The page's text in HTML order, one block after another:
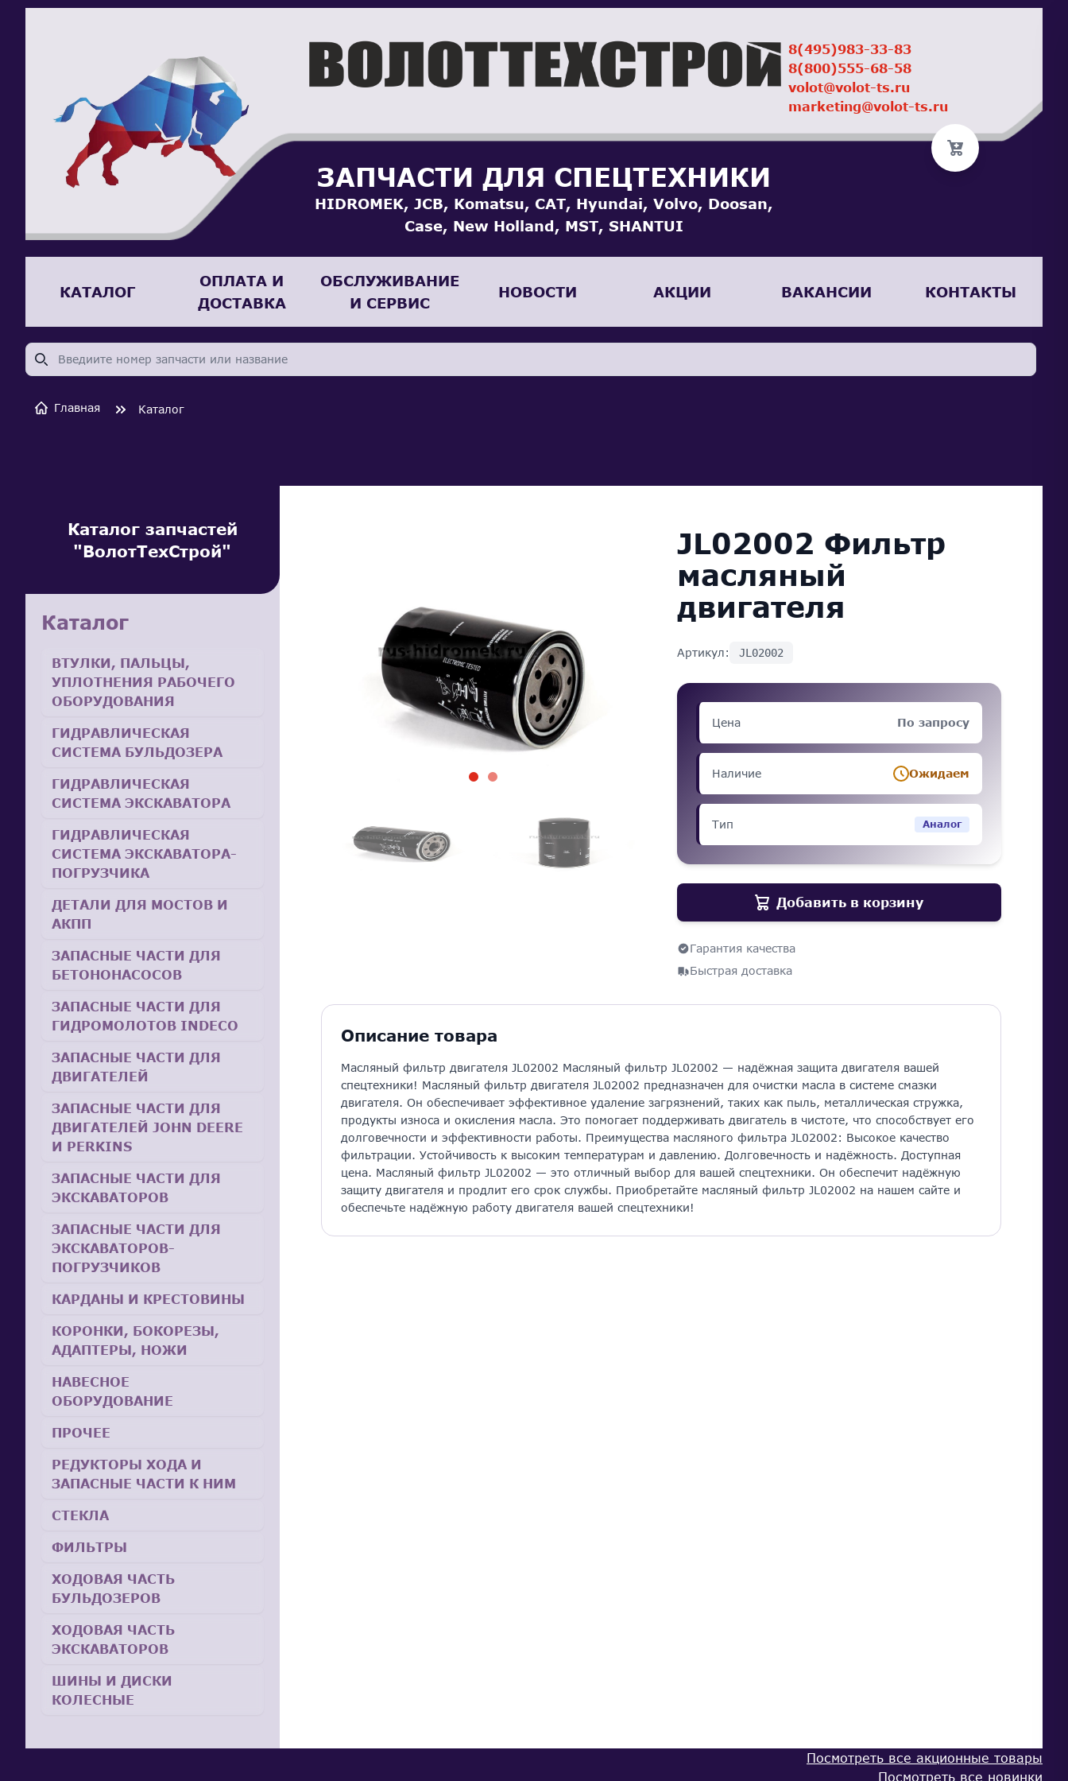
ЗАПЧАСТИ ДЛЯ СПЕЦТЕХНИКИ
HIDROMEK, JCB, Komatsu, CAT, Hyundai, Volvo, Doosan,
Case, New Holland, MST, SHANTUI
8(495)983-33-83
8(800)555-68-58
volot@volot-ts.ru
marketing@volot-ts.ru
КАТАЛОГ
ОПЛАТА И
ДОСТАВКА
ОБСЛУЖИВАНИЕ
И СЕРВИС
НОВОСТИ АКЦИИ ВАКАНСИИ КОНТАКТЫ
Главная Каталог
Каталог запчастей
"ВолотТехСтрой"
Каталог
ВТУЛКИ, ПАЛЬЦЫ,
УПЛОТНЕНИЯ РАБОЧЕГО
ОБОРУДОВАНИЯ
ГИДРАВЛИЧЕСКАЯ
СИСТЕМА БУЛЬДОЗЕРА
ГИДРАВЛИЧЕСКАЯ
СИСТЕМА ЭКСКАВАТОРА
ГИДРАВЛИЧЕСКАЯ
СИСТЕМА ЭКСКАВАТОРА-
ПОГРУЗЧИКА
ДЕТАЛИ ДЛЯ МОСТОВ И
АКПП
ЗАПАСНЫЕ ЧАСТИ ДЛЯ
БЕТОНОНАСОСОВ
ЗАПАСНЫЕ ЧАСТИ ДЛЯ
ГИДРОМОЛОТОВ INDECO
ЗАПАСНЫЕ ЧАСТИ ДЛЯ
ДВИГАТЕЛЕЙ
ЗАПАСНЫЕ ЧАСТИ ДЛЯ
ДВИГАТЕЛЕЙ JOHN DEERE
И PERKINS
ЗАПАСНЫЕ ЧАСТИ ДЛЯ
ЭКСКАВАТОРОВ
ЗАПАСНЫЕ ЧАСТИ ДЛЯ
ЭКСКАВАТОРОВ-
ПОГРУЗЧИКОВ
КАРДАНЫ И КРЕСТОВИНЫ
КОРОНКИ, БОКОРЕЗЫ,
АДАПТЕРЫ, НОЖИ
НАВЕСНОЕ
ОБОРУДОВАНИЕ
ПРОЧЕЕ
РЕДУКТОРЫ ХОДА И
ЗАПАСНЫЕ ЧАСТИ К НИМ
СТЕКЛА
ФИЛЬТРЫ
ХОДОВАЯ ЧАСТЬ
БУЛЬДОЗЕРОВ
ХОДОВАЯ ЧАСТЬ
ЭКСКАВАТОРОВ
ШИНЫ И ДИСКИ
КОЛЕСНЫЕ
JL02002 Фильтр
масляный
двигателя
Артикул: JL02002
Цена По запросу
Наличие Ожидаем
Тип Аналог
Добавить в корзину
Гарантия качества
Быстрая доставка
Описание товара
Масляный фильтр двигателя JL02002 Масляный фильтр JL02002 — надёжная защита двигателя вашей
спецтехники! Масляный фильтр двигателя JL02002 предназначен для очистки масла в системе смазки
двигателя. Он обеспечивает эффективное удаление загрязнений, таких как пыль, металлическая стружка,
продукты износа и окисления масла. Это помогает поддерживать двигатель в чистоте, что способствует его
долговечности и эффективности работы. Преимущества масляного фильтра JL02002: Высокое качество
фильтрации. Устойчивость к высоким температурам и давлению. Долговечность и надёжность. Доступная
цена. Масляный фильтр JL02002 — это отличный выбор для вашей спецтехники. Он обеспечит надёжную
защиту двигателя и продлит его срок службы. Приобретайте масляный фильтр JL02002 на нашем сайте и
обеспечьте надёжную работу двигателя вашей спецтехники!
Посмотреть все акционные товары
Посмотреть все новинки